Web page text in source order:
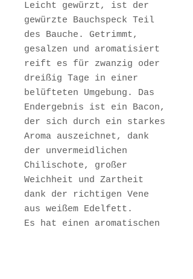
Leicht gewürzt, ist der
gewürzte Bauchspeck Teil
des Bauche. Getrimmt,
gesalzen und aromatisiert
reift es für zwanzig oder
dreißig Tage in einer
belüfteten Umgebung. Das
Endergebnis ist ein Bacon,
der sich durch ein starkes
Aroma auszeichnet, dank
der unvermeidlichen
Chilischote, großer
Weichheit und Zartheit
dank der richtigen Vene
aus weißem Edelfett.
Es hat einen aromatischen